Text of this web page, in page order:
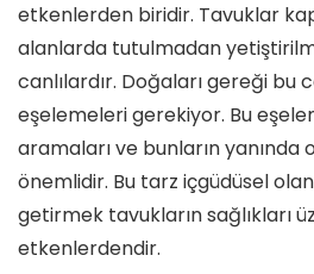
etkenlerden biridir. Tavuklar
alanlarda tutulmadan
canlılardır. Doğaları gereği bu
eşelemeleri gerekiyor. Bu
aramaları ve bunların
önemlidir. Bu tarz içgüdüsel
getirmek tavukların sağlıkları
etkenlerdendir.